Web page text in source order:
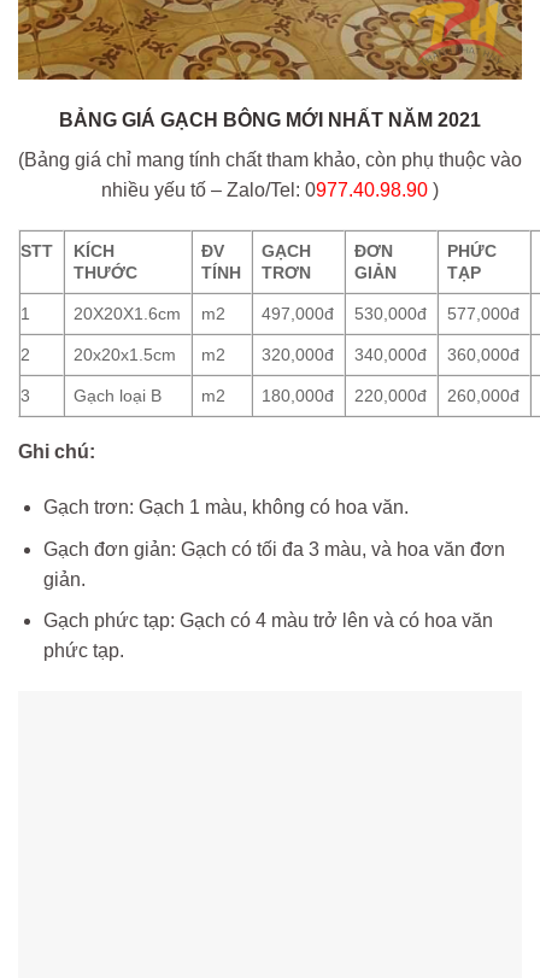
BẢNG GIÁ GẠCH BÔNG MỚI NHẤT NĂM 2021
(Bảng giá chỉ mang tính chất tham khảo, còn phụ thuộc vào
nhiều yếu tố – Zalo/Tel: 0977.40.98.90 )
STT
KÍCH
THƯỚC
ĐV
TÍNH
GẠCH
TRƠN
ĐƠN
GIẢN
PHỨC
TẠP
1 20X20X1.6cm m2 497,000đ 530,000đ 577,000đ
2 20x20x1.5cm m2 320,000đ 340,000đ 360,000đ
3 Gạch loại B m2 180,000đ 220,000đ 260,000đ
Ghi chú:
Gạch trơn: Gạch 1 màu, không có hoa văn.
Gạch đơn giản: Gạch có tối đa 3 màu, và hoa văn đơn
giản.
Gạch phức tạp: Gạch có 4 màu trở lên và có hoa văn
phức tạp.